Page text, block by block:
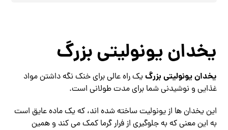
یخدان یونولیتی بزرگ
یخدان یونولیتی بزرگیک راه عالی برای خنک نگه داشتن مواد
غذایی و نوشیدنی شما برای مدت طولانی است.
این یخدان ها از یونولیت ساخته شده اند، که یک ماده عایق است
به این معنی که به جلوگیری از فرار گرما کمک می کند و همین